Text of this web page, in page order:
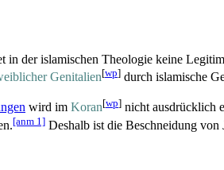
in der islamischen Theologie keine
Genitalien[wp] durch islamische
wird im Koran[wp] nicht ausdrücklich
[anm 1] Deshalb ist die Beschneidung von